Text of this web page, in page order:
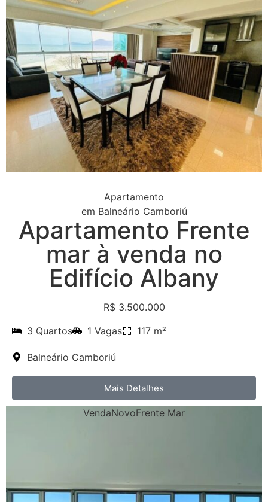
Apartamento
em Balneário Camboriú
Apartamento Frente
mar à venda no
Edifício Albany
R$ 3.500.000
3 Quartos
1 Vagas 117 m²
Balneário Camboriú
Mais Detalhes
VendaNovoFrente Mar